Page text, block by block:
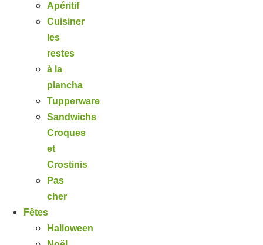
Apéritif
Cuisiner
les
restes
à la
plancha
Tupperware
Sandwichs
Croques
et
Crostinis
Pas
cher
Fêtes
Halloween